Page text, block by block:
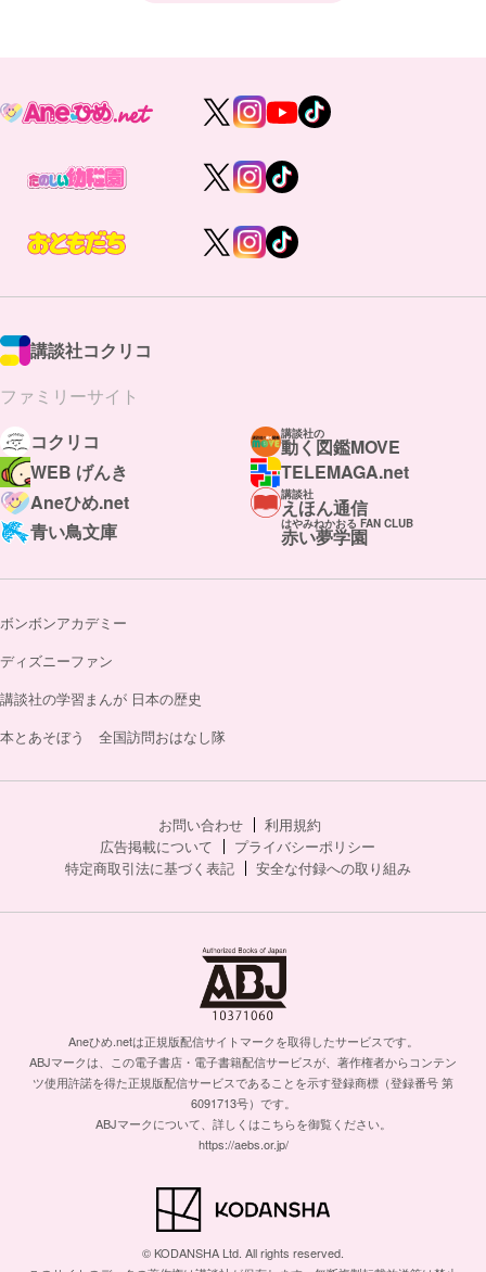
講談社コクリコ
ファミリーサイト
コクリコ
講談社の
動く図鑑MOVE
WEB げんき
TELEMAGA.net
Aneひめ.net
講談社
えほん通信
青い鳥文庫
はやみねかおる FAN CLUB
赤い夢学園
ボンボンアカデミー
ディズニーファン
講談社の学習まんが 日本の歴史
本とあそぼう 全国訪問おはなし隊
お問い合わせ
利用規約
広告掲載について
プライバシーポリシー
特定商取引法に基づく表記
安全な付録への取り組み
Aneひめ.netは正規版配信サイトマークを取得したサービスです。
ABJマークは、この電子書店・電子書籍配信サービスが、著作権者からコンテン
ツ使用許諾を得た正規版配信サービスであることを示す登録商標（登録番号 第
6091713号）です。
ABJマークについて、詳しくはこちらを御覧ください。
https://aebs.or.jp/
© KODANSHA Ltd. All rights reserved.